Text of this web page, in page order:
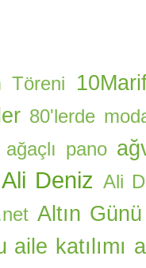
Töreni
80'lerde
ağaçlı pano
Ali Deniz Ali
Altın Günü
aile katılımı